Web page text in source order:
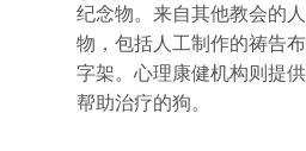
纪念物。来自其他教会的
物，包括人工制作的祷告
字架。心理康健机构则提
帮助治疗的狗。